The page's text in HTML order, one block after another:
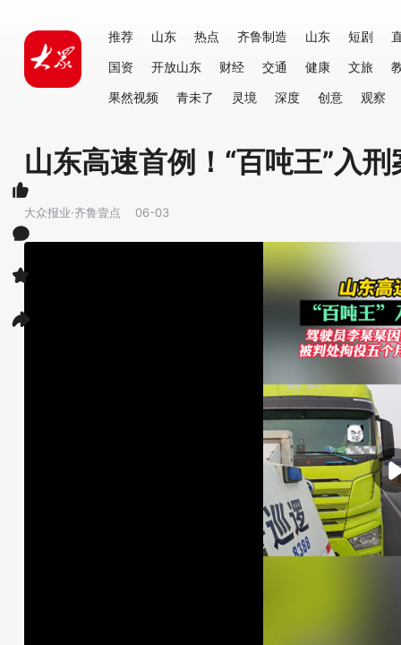
推荐 山东 热点 齐鲁制造 山东 短剧
国资
开放山东 财经 交通 健康 文旅
果然视频
青未了 灵境 深度 创意 观察
山东高速首例！“百吨王”入
大众报业·齐鲁壹点 06-03